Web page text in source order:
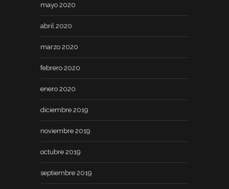
mayo 2020
abril 2020
marzo 2020
febrero 2020
enero 2020
diciembre 2019
noviembre 2019
octubre 2019
septiembre 2019